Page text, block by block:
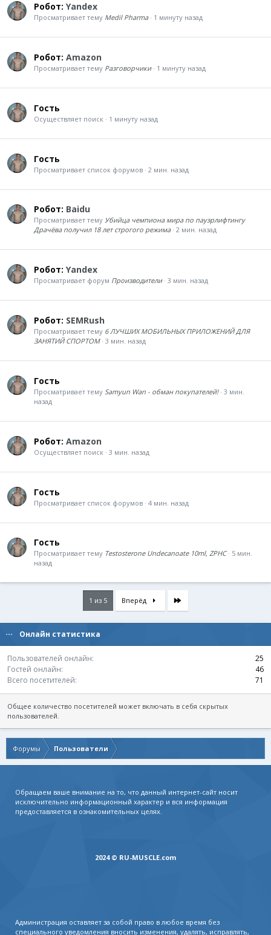
Робот: Yandex
Просматривает тему Medil Pharma 1 минуту назад
Робот: Amazon
Просматривает тему Разговорчики 1 минуту назад
Гость
Осуществляет поиск 1 минуту назад
Гость
Просматривает список форумов 2 мин. назад
Робот: Baidu
Просматривает тему Убийца чемпиона мира по пауэрлифтингу
Драчёва получил 18 лет строгого режима 2 мин. назад
Робот: Yandex
Просматривает форум Производители 3 мин. назад
Робот: SEMRush
Просматривает тему 6 ЛУЧШИХ МОБИЛЬНЫХ ПРИЛОЖЕНИЙ ДЛЯ
ЗАНЯТИЙ СПОРТОМ 3 мин. назад
Гость
Просматривает тему Samyun Wan - обман покупателей! 3 мин.
назад
Робот: Amazon
Осуществляет поиск 3 мин. назад
Гость
Просматривает список форумов 4 мин. назад
Гость
Просматривает тему Testosterone Undecanoate 10ml, ZPHC
5 мин.
назад
1 из 5 Вперёд Last
Онлайн статистика
Пользователей онлайн
25
Гостей онлайн
46
Всего посетителей
71
Общее количество посетителей может включать в себя скрытых
пользователей.
Форумы Пользователи
Обращаем ваше внимание на то, что данный интернет-сайт носит
исключительно информационный характер и вся информация
предоставляется в ознакомительных целях.
2024 © RU-MUSCLE.com
Администрация оставляет за собой право в любое время без
специального уведомления вносить изменения, удалять, исправлять,